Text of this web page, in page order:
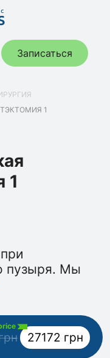
Записаться
1
1
пузыря. Мы
27172 грн